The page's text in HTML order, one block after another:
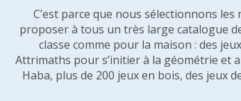
C’est parce que nous sélectionnons
proposer à tous un très large catalogue
classe comme pour la maison : des
Attrimaths pour s’initier à la géométrie et
Haba, plus de 200 jeux en bois, des jeux